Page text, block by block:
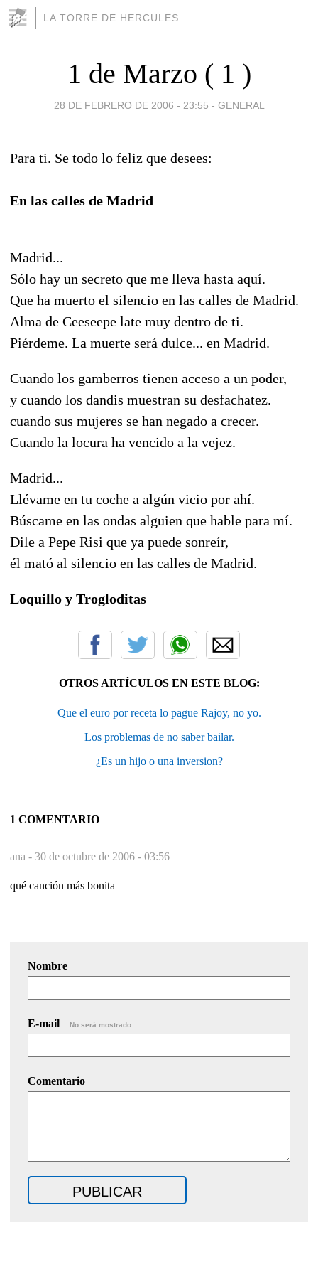
LA TORRE DE HERCULES
1 de Marzo ( 1 )
28 DE FEBRERO DE 2006 - 23:55 - GENERAL
Para ti. Se todo lo feliz que desees:
En las calles de Madrid
Madrid...
Sólo hay un secreto que me lleva hasta aquí.
Que ha muerto el silencio en las calles de Madrid.
Alma de Ceeseepe late muy dentro de ti.
Piérdeme. La muerte será dulce... en Madrid.
Cuando los gamberros tienen acceso a un poder,
y cuando los dandis muestran su desfachatez.
cuando sus mujeres se han negado a crecer.
Cuando la locura ha vencido a la vejez.
Madrid...
Llévame en tu coche a algún vicio por ahí.
Búscame en las ondas alguien que hable para mí.
Dile a Pepe Risi que ya puede sonreír,
él mató al silencio en las calles de Madrid.
Loquillo y Trogloditas
OTROS ARTÍCULOS EN ESTE BLOG:
Que el euro por receta lo pague Rajoy, no yo.
Los problemas de no saber bailar.
¿Es un hijo o una inversion?
1 COMENTARIO
ana - 30 de octubre de 2006 - 03:56
qué canción más bonita
Nombre
E-mail No será mostrado.
Comentario